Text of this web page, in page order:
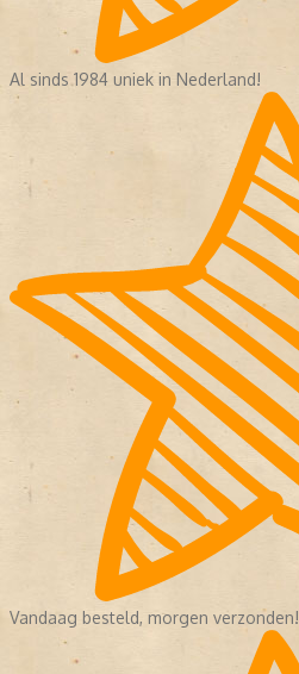
Al sinds 1984 uniek in Nederland!
Vandaag besteld, morgen verzonden!